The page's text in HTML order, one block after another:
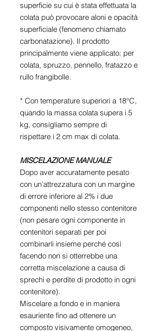
superficie su cui è stata effettuata la
colata può provocare aloni e opacità
superficiale (fenomeno chiamato
carbonatazione). Il prodotto
principalmente viene applicato: per
colata, spruzzo, pennello, fratazzo e
rullo frangibolle.
* Con temperature superiori a 18°C,
quando la massa colata supera i 5
kg, consigliamo sempre di
rispettare i 2 cm max di colata.
MISCELAZIONE MANUALE
Dopo aver accuratamente pesato
con un’attrezzatura con un margine
di errore inferiore al 2% i due
componenti nello stesso contenitore
(non pesare ogni componente in
contenitori separati per poi
combinarli insieme perché così
facendo non si otterrebbe una
corretta miscelazione a causa di
sprechi e perdite di prodotto in ogni
contenitore).
Miscelare a fondo e in maniera
esauriente fino ad ottenere un
composto visivamente omogeneo,